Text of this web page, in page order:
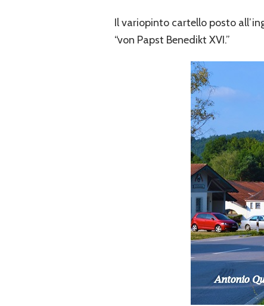
Il variopinto cartello posto
“von Papst Benedikt XVI.”